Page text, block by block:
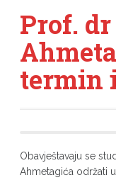
Prof. dr
termin
Obavještavaju se
Ahmetagića održati